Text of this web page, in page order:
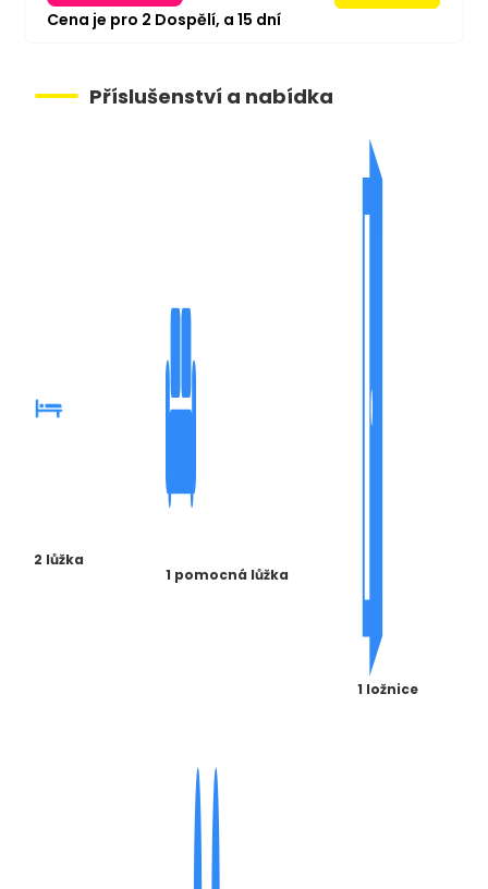
Cena je pro 2 Dospělí, a 15 dní
Příslušenství a nabídka
2 lůžka
1 pomocná lůžka
1 ložnice